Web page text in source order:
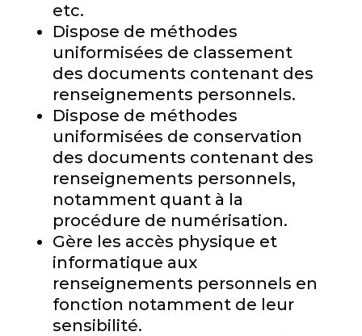
etc.
Dispose de méthodes
uniformisées de classement
des documents contenant des
renseignements personnels.
Dispose de méthodes
uniformisées de conservation
des documents contenant des
renseignements personnels,
notamment quant à la
procédure de numérisation.
Gère les accès physique et
informatique aux
renseignements personnels en
fonction notamment de leur
sensibilité.